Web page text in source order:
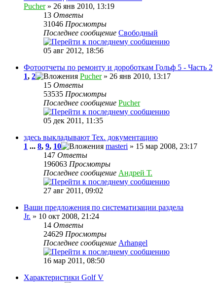
Pucher» 26 янв 2010, 13:19
13 Ответы
31046 Просмотры
Последнее сообщение Свободный
05 авг 2012, 18:56
Фотоотчеты по ремонту и дороботкам Гольф 5 - Часть 2
1, 2 Pucher» 26 янв 2010, 13:17
15 Ответы
53535 Просмотры
Последнее сообщение Pucher
05 дек 2011, 11:35
здесь выкладывают Тех. документацию
1 ... 8, 9, 10 masteri » 15 мар 2008, 23:17
147 Ответы
196063 Просмотры
Последнее сообщение Андрей Т.
27 авг 2011, 09:02
Ваши предложения по систематизации раздела
Jr. » 10 окт 2008, 21:24
14 Ответы
24629 Просмотры
Последнее сообщение Arhangel
16 мар 2011, 08:50
Характеристики Golf V